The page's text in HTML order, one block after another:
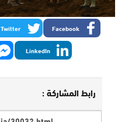
Facebook
Twitter
LinkedIn
رابط المشاركة :